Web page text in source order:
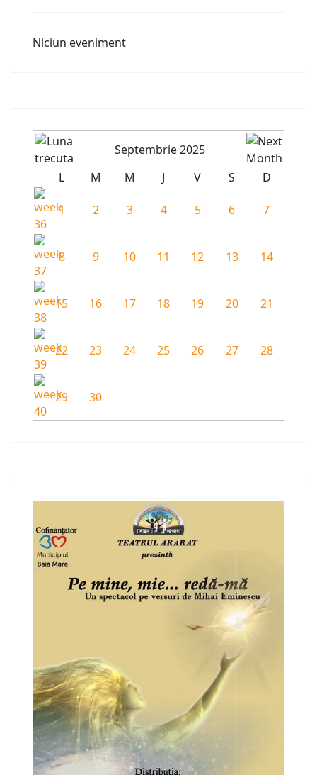
Niciun eveniment
Septembrie 2025
L
M M J V S D
1 2 3 4 5 6 7
8 9 10 11 12 13 14
15 16 17 18 19 20 21
22 23 24 25 26 27 28
29 30